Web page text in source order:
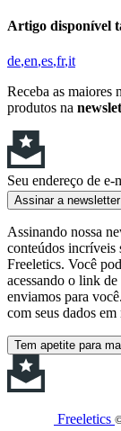
Artigo disponível
de en es fr it
Receba as maiores
produtos na
Seu endereço de e-
Assinar a newsletter
Assinando nossa
conteúdos incríveis
Freeletics. Você
acessando o link
enviamos para
com seus dados
Tem apetite para
Freeletics